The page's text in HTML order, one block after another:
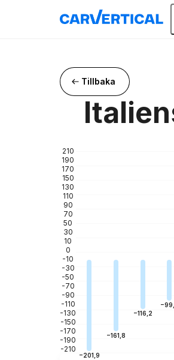
Tillbaka
210
190
170
150
130
110
90
70
50
30
10
0
-10
-30
-50
-70
-90
-110
-130
-150
-170
-190
-210
−201,9
−161,8
−116,2